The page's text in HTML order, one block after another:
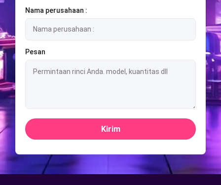
Nama perusahaan :
Pesan
Kirim